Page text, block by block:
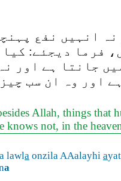
انہیں نفع
فرما دیجئے: کیا
جانتا ہے اور
اور وہ ان سب
Allah, things that
knows not, in the
lawla onzila AAalayhi a
a